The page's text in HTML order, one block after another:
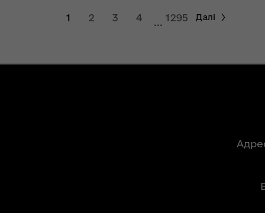
Назар Романюк
1 2 3 4 ... 1295 Далі